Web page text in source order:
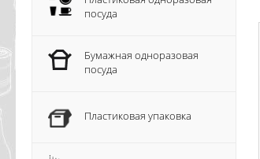
посуда
Бумажная одноразовая
посуда
Пластиковая упаковка